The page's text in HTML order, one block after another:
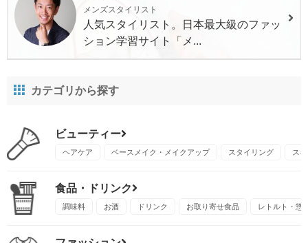
メンズスタイリスト
人気スタイリスト。日本最大級のファッ
ション学習サイト「メ...
カテゴリから探す
ビューティー
ヘアケア ベースメイク・メイクアップ スタイリング ス
食品・ドリンク
調味料 お酒 ドリンク お取り寄せ食品 レトルト・惣